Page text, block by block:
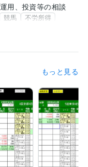
用、投資等の相談
競馬
不労所得
もっと見る